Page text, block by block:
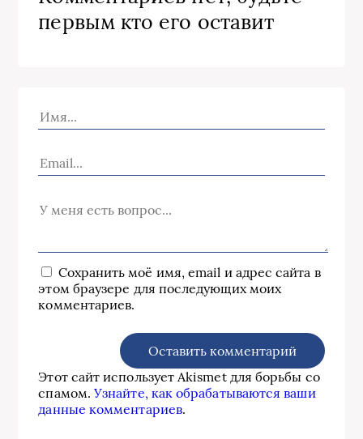
первым кто его оставит
Сохранить моё имя, email и адрес сайта в
этом браузере для последующих моих
комментариев.
Этот сайт использует Akismet для борьбы со
спамом.Узнайте, как обрабатываются ваши
данные комментариев.